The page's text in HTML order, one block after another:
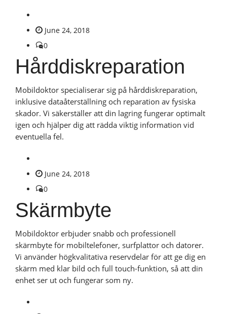
June 24, 2018
0
Hårddiskreparation
Mobildoktor specialiserar sig på hårddiskreparation,
inklusive dataåterställning och reparation av fysiska
skador. Vi säkerställer att din lagring fungerar optimalt
igen och hjälper dig att rädda viktig information vid
eventuella fel.
June 24, 2018
0
Skärmbyte
Mobildoktor erbjuder snabb och professionell
skärmbyte för mobiltelefoner, surfplattor och datorer.
Vi använder högkvalitativa reservdelar för att ge dig en
skärm med klar bild och full touch-funktion, så att din
enhet ser ut och fungerar som ny.